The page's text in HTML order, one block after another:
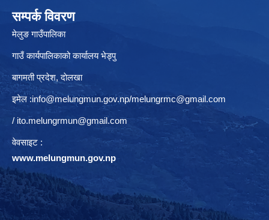
सम्पर्क विवरण
मेलुङ गाउँपालिका
गाउँ कार्यपालिकाको कार्यालय भेड्पु
बागमती प्रदेश, दाेलखा
इमेल :info@melungmun.gov.np/melungrmc@gmail.com
/ ito.melungrmun@gmail.com
वेवसाइट :
www.melungmun.gov.np